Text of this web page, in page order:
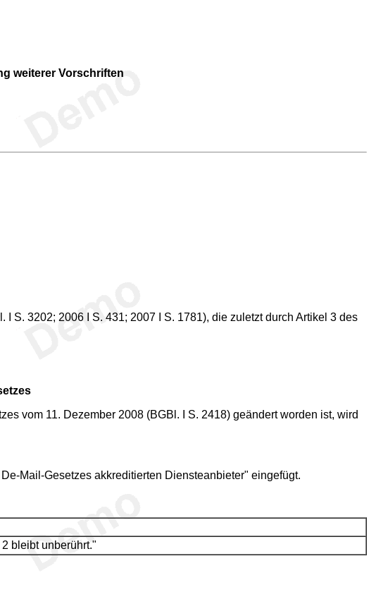
weiterer Vorschriften
S. 3202; 2006 I S. 431; 2007 I S. 1781), die zuletzt durch Artikel 3 des
vom 11. Dezember 2008 (BGBl. I S. 2418) geändert worden ist, wird
Mail-Gesetzes akkreditierten Diensteanbieter" eingefügt.
bleibt unberührt."